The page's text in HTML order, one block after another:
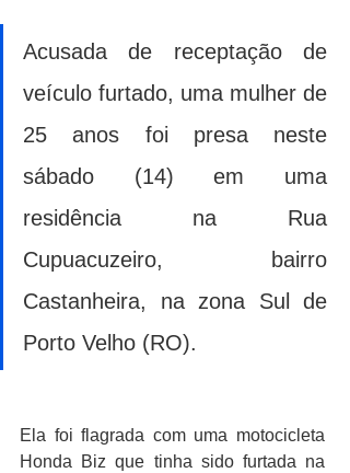
Acusada de receptação de
veículo furtado, uma mulher de
25 anos foi presa neste
sábado (14) em uma
residência na Rua
Cupuacuzeiro, bairro
Castanheira, na zona Sul de
Porto Velho (RO).
Ela foi flagrada com uma motocicleta
Honda Biz que tinha sido furtada na